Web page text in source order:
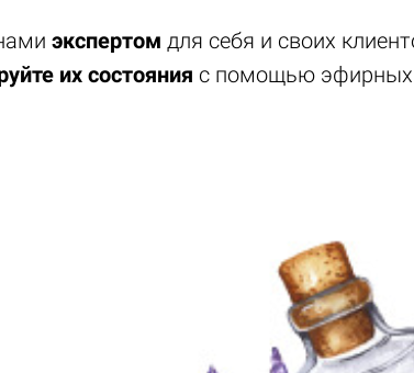
экспертом для себя и своих
их состояния с помощью